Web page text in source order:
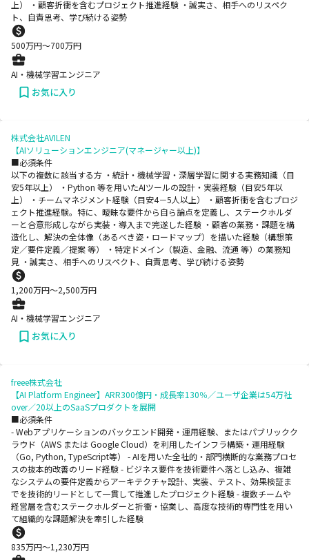
上） ・顧客折衝を含むプロジェクト推進経験 ・誠実さ、相手へのリスペク
ト、自責思考、学び続ける姿勢
500万円〜700万円
AI・機械学習エンジニア
お気に入り
株式会社AVILEN
【AIソリューションエンジニア(マネージャー以上)】
■必須条件
以下の複数に該当する方 ・統計・機械学習・深層学習に関する実務知識（目
安5年以上） ・Python 等を用いたAIツールの設計・実装経験（目安5年以
上） ・チームマネジメント経験（目安4－5人以上） ・顧客折衝を含むプロジ
ェクト推進経験。特に、曖昧な要件から自ら論点を定義し、ステークホルダ
ーと合意形成しながら実装・導入まで完遂した経験 ・顧客の業務・課題を構
造化し、解決の全体像（あるべき姿・ロードマップ）を描いた経験（構想策
定／要件定義／提案 等） ・特定ドメイン（製造、金融、流通 等）の業務知
見 ・誠実さ、相手へのリスペクト、自責思考、学び続ける姿勢
1,200万円〜2,500万円
AI・機械学習エンジニア
お気に入り
freee株式会社
【AI Platform Engineer】ARR300億円・成長率130％／ユーザ企業は54万社
over／20以上のSaaSプロダクトを展開
■必須条件
- Webアプリケーションのバックエンド開発・運用経験、またはパブリックク
ラウド（AWS または Google Cloud）を利用したインフラ構築・運用経験
（Go, Python, TypeScript等） - AIを用いた全社的・部門横断的な業務プロセ
スの抜本的改善のリード経験 - ビジネス要件を技術要件へ落とし込み、複雑
なシステムの要件定義からアーキテクチャ設計、実装、テスト、効果検証ま
でを技術的リードとして一貫して推進したプロジェクト経験 - 複数チームや
経営層を含むステークホルダーと折衝・協業し、高度な技術的専門性を用い
て組織的な課題解決を牽引した経験
835万円〜1,230万円